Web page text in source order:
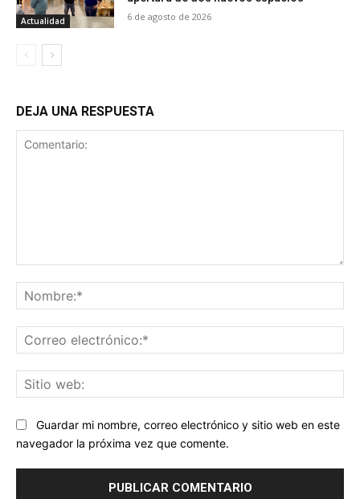
Actualidad 6 de agosto de 2026
DEJA UNA RESPUESTA
Guardar mi nombre, correo electrónico y sitio web en este
navegador la próxima vez que comente.